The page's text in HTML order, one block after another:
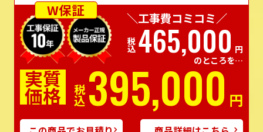
W保証
＼工事費コミコミ／
税込465,000 円
のところを…
実質
価格 税込395,000 円